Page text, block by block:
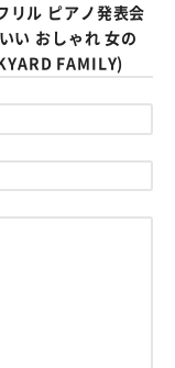
リル ピアノ発表会
い おしゃれ 女の
FAMILY)